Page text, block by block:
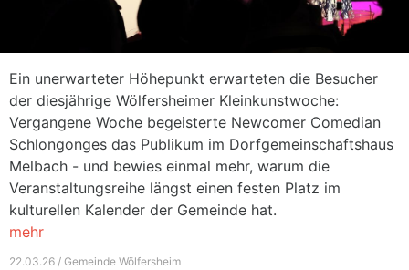
Ein unerwarteter Höhepunkt erwarteten die Besucher
der diesjährige Wölfersheimer Kleinkunstwoche:
Vergangene Woche begeisterte Newcomer Comedian
Schlongonges das Publikum im Dorfgemeinschaftshaus
Melbach - und bewies einmal mehr, warum die
Veranstaltungsreihe längst einen festen Platz im
kulturellen Kalender der Gemeinde hat.
mehr
22.03.26 / Gemeinde Wölfersheim